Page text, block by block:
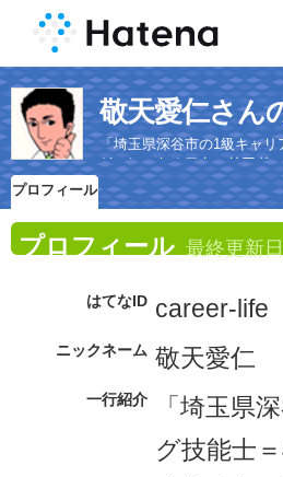
敬天愛仁さん
「埼玉県深谷市の1級キャ
ジョン・セルフキャリアド
プロフィール
プロフィール 最終更新
はてなID career-life
ニックネーム 敬天愛仁
一行紹介
「埼玉県
グ技能士